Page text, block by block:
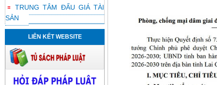
TRUNG TÂM ĐẤU GIÁ TÀI
SẢN
LIÊN KẾT WEBSITE